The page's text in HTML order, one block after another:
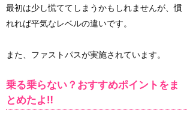
最初は少し慌ててしまうかもしれませんが、慣
れれば平気なレベルの違いです。
また、ファストパスが実施されています。
乗る乗らない？おすすめポイントをま
とめたよ‼